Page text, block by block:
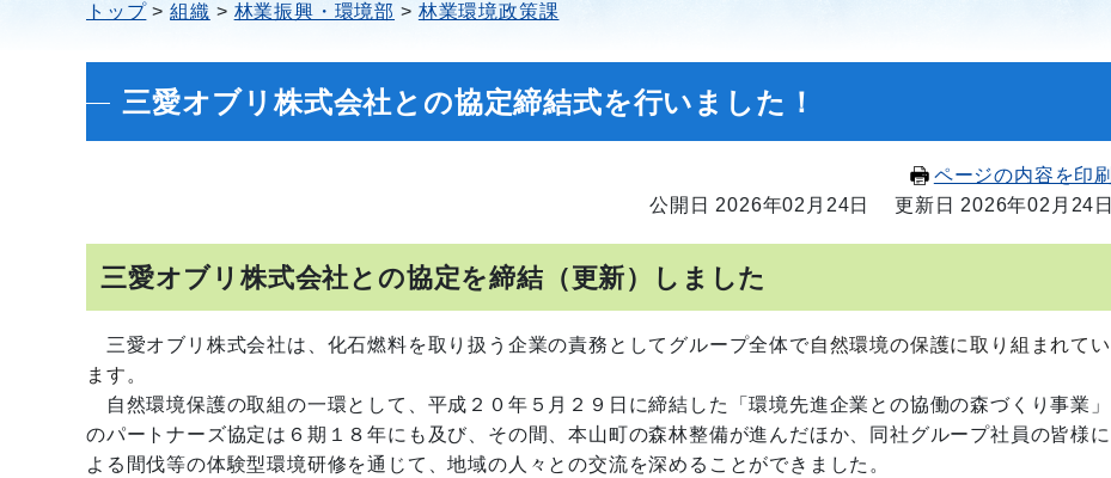
トップ 組織 林業振興・環境部 林業環境政策課
三愛オブリ株式会社との協定締結式を行いました！
ページの内容を印刷
公開日 2026年02月24日
更新日 2026年02月24日
三愛オブリ株式会社との協定を締結（更新）しました
三愛オブリ株式会社は、化石燃料を取り扱う企業の責務としてグループ全体で自然環境の保護に取り組まれてい
ます。
自然環境保護の取組の一環として、平成２０年５月２９日に締結した「環境先進企業との協働の森づくり事業」
のパートナーズ協定は６期１８年にも及び、その間、本山町の森林整備が進んだほか、同社グループ社員の皆様に
よる間伐等の体験型環境研修を通じて、地域の人々との交流を深めることができました。